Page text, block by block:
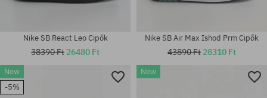
Elérhető méretek:
Elérhető méretek:
Nike SB React Leo Cipők
38390 Ft 26480 Ft
Nike SB Air Max Ishod Prm Cipők
43890 Ft 28310 Ft
New
-5%
New